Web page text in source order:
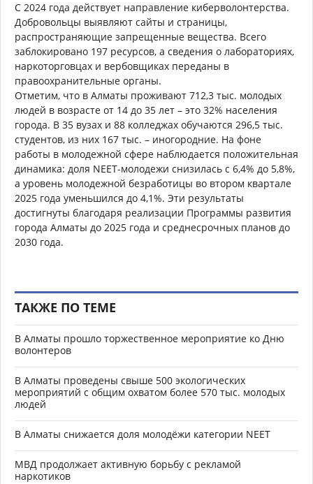
С 2024 года действует направление киберволонтерства.
Добровольцы выявляют сайты и страницы,
распространяющие запрещенные вещества. Всего
заблокировано 197 ресурсов, а сведения о лабораториях,
наркоторговцах и вербовщиках переданы в
правоохранительные органы.
Отметим, что в Алматы проживают 712,3 тыс. молодых
людей в возрасте от 14 до 35 лет – это 32% населения
города. В 35 вузах и 88 колледжах обучаются 296,5 тыс.
студентов, из них 167 тыс. – иногородние. На фоне
работы в молодежной сфере наблюдается положительная
динамика: доля NEET-молодежи снизилась с 6,4% до 5,8%,
а уровень молодежной безработицы во втором квартале
2025 года уменьшился до 4,1%. Эти результаты
достигнуты благодаря реализации Программы развития
города Алматы до 2025 года и среднесрочных планов до
2030 года.
ТАКЖЕ ПО ТЕМЕ
В Алматы прошло торжественное мероприятие ко Дню
волонтеров
В Алматы проведены свыше 500 экологических
мероприятий с общим охватом более 570 тыс. молодых
людей
В Алматы снижается доля молодёжи категории NEET
МВД продолжает активную борьбу с рекламой
наркотиков